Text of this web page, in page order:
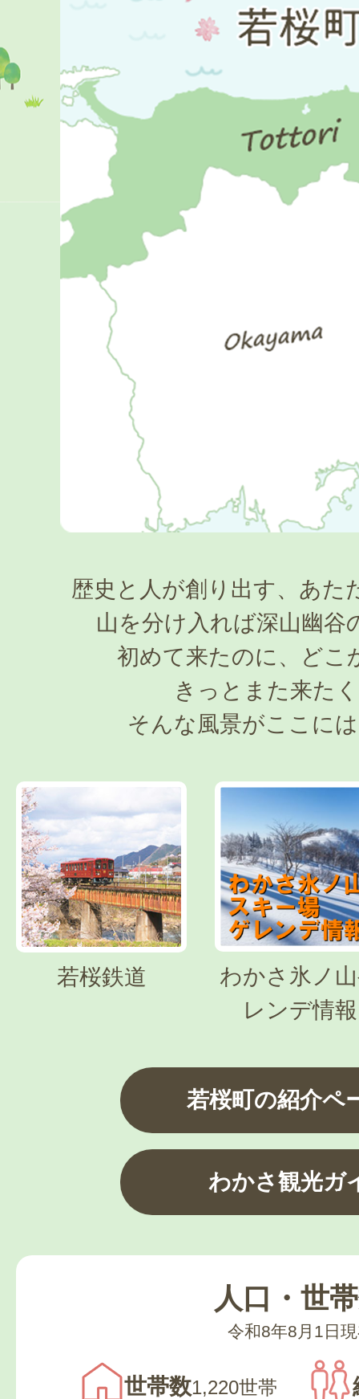
歴史と人が創り出す、あた
山を分け入れば深山幽谷
初めて来たのに、どこ
きっとまた来た
そんな風景がここに
若桜鉄道
わかさ氷ノ
レンデ情報
若桜町の紹介ペ
わかさ観光ガ
人口・世
令和8年8月1日
世帯数1,220世帯